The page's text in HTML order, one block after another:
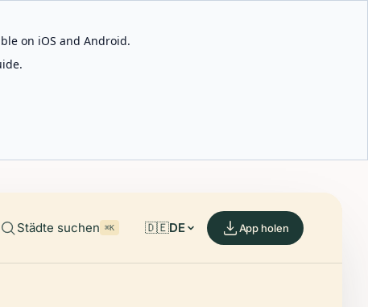
on iOS and Android.
Städte suchen ⌘K 🇩🇪DE App holen